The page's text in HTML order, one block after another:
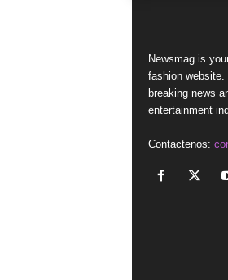
Newsmag is
fashion
breaking news
entertainment
Contactenos: